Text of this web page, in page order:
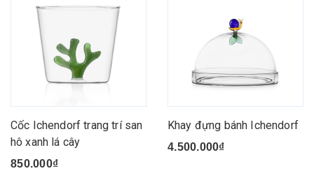
Cốc Ichendorf trang trí san
hô xanh lá cây
850.000₫
Khay đựng bánh Ichendorf
4.500.000₫